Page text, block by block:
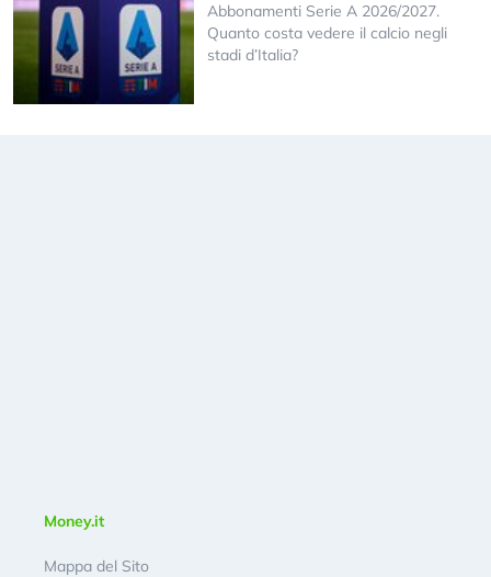
Abbonamenti Serie A 2026/2027.
Quanto costa vedere il calcio negli
stadi d’Italia?
Money.it
Mappa del Sito